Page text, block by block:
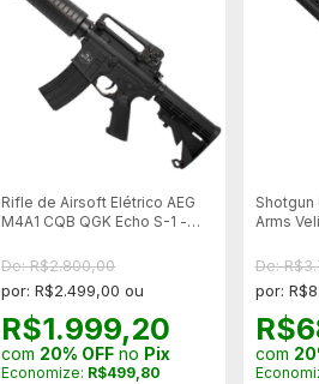
Rifle de Airsoft Elétrico AEG
M4A1 CQB QGK Echo S-1 -
Lipo
De: R$2.800,00
por: R$2.499,00 ou
R$1.999,20
com 20% OFF no Pix
Economize: R$499,80
Arms
De:
por:
com